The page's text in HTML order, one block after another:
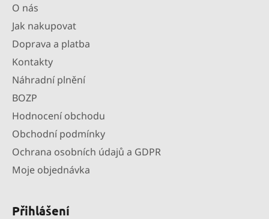
O nás
Jak nakupovat
Doprava a platba
Kontakty
Náhradní plnění
BOZP
Hodnocení obchodu
Obchodní podmínky
Ochrana osobních údajů a GDPR
Moje objednávka
Přihlášení